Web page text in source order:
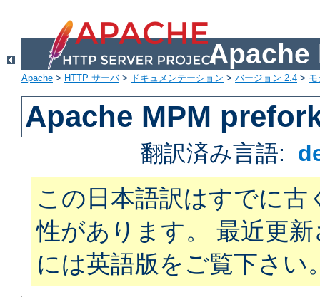
Apache
Apache > HTTP サーバ> ドキュメンテーション > バージョン 2.4 >
Apache MPM
翻訳済み言語:
この日本語訳はすでに古
性があります。 最近更
には英語版をご覧下さい